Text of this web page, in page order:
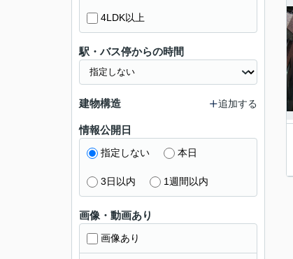
4LDK以上
駅・バス停からの時間
建物構造 追加する
情報公開日
指定しない 本日
3日以内 1週間以内
画像・動画あり
画像あり